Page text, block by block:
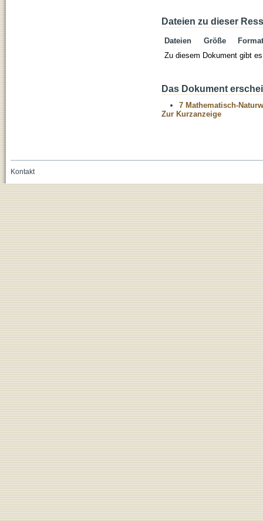
Dateien zu dieser
Dateien Größe
Format
Zu diesem Dokument gibt
Das Dokument
7 Mathematisch-
Zur Kurzanzeige
Kontakt